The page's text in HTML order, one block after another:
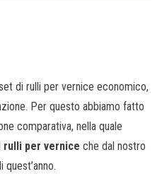
di rulli per vernice economico,
Per questo abbiamo fatto
comparativa, nella quale
rulli per vernice che dal nostro